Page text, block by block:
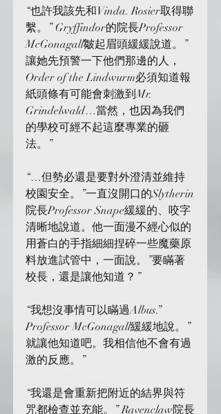
“也許我該先和Vinda. Rosier取得聯
繫。” Gryffindor的院長Professor
McGonagall皺起眉頭緩緩說道。”
讓她先預警一下他們那邊的人，
Order of the Lindwurm必須知道報
紙頭條有可能會刺激到Mr.
Grindelwald…當然，也因為我們
的學校可經不起這麼專業的砸
法。”
“…但勢必還是要對外澄清並維持
校園安全。”一直沒開口的Slytherin
院長Professor Snape緩緩的、咬字
清晰地說道。他一面漫不經心似的
用蒼白的手指細細捏碎一些魔藥原
料放進試管中，一面說。”要瞞著
校長，還是讓他知道？”
“我想沒事情可以瞞過Albus.”
Professor McGonagall緩緩地說。”
就讓他知道吧。我相信他不會有過
激的反應。”
“我還是會重新把附近的結界與符
咒都檢查並充能。” Ravenclaw院長